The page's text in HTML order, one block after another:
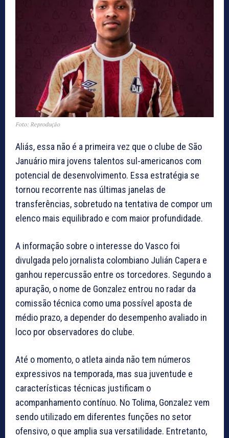
Foto: Reprodução
Aliás, essa não é a primeira vez que o clube de São
Januário mira jovens talentos sul-americanos com
potencial de desenvolvimento. Essa estratégia se
tornou recorrente nas últimas janelas de
transferências, sobretudo na tentativa de compor um
elenco mais equilibrado e com maior profundidade.
A informação sobre o interesse do Vasco foi
divulgada pelo jornalista colombiano Julián Capera e
ganhou repercussão entre os torcedores. Segundo a
apuração, o nome de Gonzalez entrou no radar da
comissão técnica como uma possível aposta de
médio prazo, a depender do desempenho avaliado in
loco por observadores do clube.
Até o momento, o atleta ainda não tem números
expressivos na temporada, mas sua juventude e
características técnicas justificam o
acompanhamento contínuo. No Tolima, Gonzalez vem
sendo utilizado em diferentes funções no setor
ofensivo, o que amplia sua versatilidade. Entretanto,